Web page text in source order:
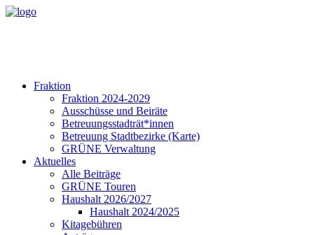
Fraktion
Fraktion 2024-2029
Ausschüsse und Beiräte
Betreuungsstadträt*innen
Betreuung Stadtbezirke (Karte)
GRÜNE Verwaltung
Aktuelles
Alle Beiträge
GRÜNE Touren
Haushalt 2026/2027
Haushalt 2024/2025
Kitagebühren